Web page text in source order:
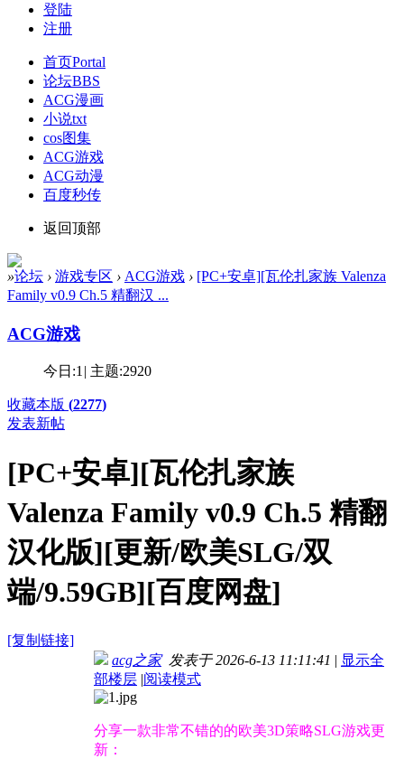
登陆
注册
首页Portal
论坛BBS
ACG漫画
小说txt
cos图集
ACG游戏
ACG动漫
百度秒传
返回顶部
»论坛 › 游戏专区 › ACG游戏 › [PC+安卓][瓦伦扎家族 Valenza
Family v0.9 Ch.5 精翻汉 ...
ACG游戏
今日:1 | 主题:2920
收藏本版 (2277)
发表新帖
[PC+安卓][瓦伦扎家族
Valenza Family v0.9 Ch.5 精翻
汉化版][更新/欧美SLG/双
端/9.59GB][百度网盘]
[复制链接]
acg之家发表于 2026-6-13 11:11:41 | 显示全
部楼层 |阅读模式
分享一款非常不错的的欧美3D策略SLG游戏更
新：